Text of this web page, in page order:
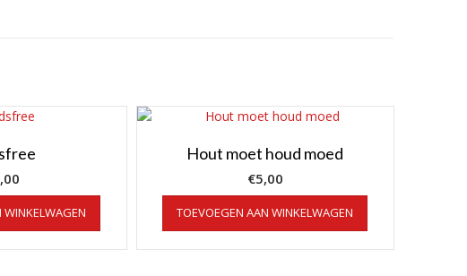
WINKELWAGEN
Hout moet houd moed
€5,00
TOEVOEGEN AAN WINKELWAGEN